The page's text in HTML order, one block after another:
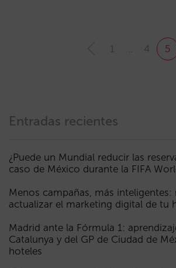
1 4 5
Entradas recientes
¿Puede un Mundial reducir las
caso de México durante la FIFA
Menos campañas, más inteligentes:
actualizar el marketing digital de tu
Madrid ante la Fórmula 1:
Catalunya y del GP de Ciudad de
hoteles